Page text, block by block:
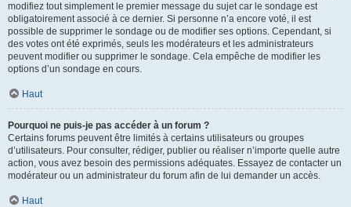
modifiez tout simplement le premier message du sujet car le sondage est
obligatoirement associé à ce dernier. Si personne n’a encore voté, il est
possible de supprimer le sondage ou de modifier ses options. Cependant, si
des votes ont été exprimés, seuls les modérateurs et les administrateurs
peuvent modifier ou supprimer le sondage. Cela empêche de modifier les
options d’un sondage en cours.
Haut
Pourquoi ne puis-je pas accéder à un forum ?
Certains forums peuvent être limités à certains utilisateurs ou groupes
d’utilisateurs. Pour consulter, rédiger, publier ou réaliser n’importe quelle autre
action, vous avez besoin des permissions adéquates. Essayez de contacter un
modérateur ou un administrateur du forum afin de lui demander un accès.
Haut